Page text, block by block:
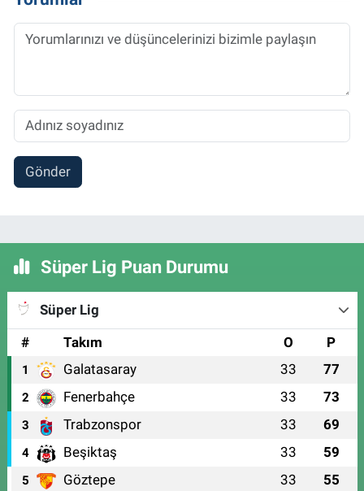
Gönder
Süper Lig Puan Durumu
Süper Lig
#
Takım O P
1 Galatasaray 33 77
2 Fenerbahçe 33 73
3 Trabzonspor 33 69
4 Beşiktaş 33 59
5 Göztepe 33 55